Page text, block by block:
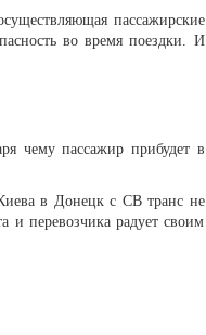
пассажирские
во время поездки. И
чему пассажир прибудет в
в Донецк с СВ транс не
и перевозчика радует своим